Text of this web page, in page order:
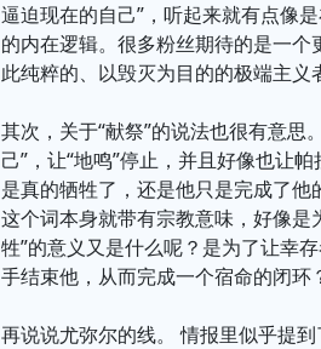
逼迫现在的自己”，听起来就有点像
的内在逻辑。很多粉丝期待的是一
此纯粹的、以毁灭为目的的极端主义
其次，关于“献祭”的说法也很有意思
己”，让“地鸣”停止，并且好像也让
是真的牺牲了，还是他只是完成了
这个词本身就带有宗教意味，好像
牲”的意义又是什么呢？是为了让幸
手结束他，从而完成一个宿命的闭环
再说说尤弥尔的线。 情报里似乎提